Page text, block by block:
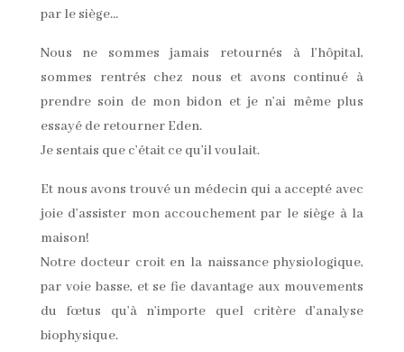
par le siège…
Nous ne sommes jamais retournés à l’hôpital,
sommes rentrés chez nous et avons continué à
prendre soin de mon bidon et je n’ai même plus
essayé de retourner Eden.
Je sentais que c’était ce qu’il voulait.
Et nous avons trouvé un médecin qui a accepté avec
joie d’assister mon accouchement par le siège à la
maison!
Notre docteur croit en la naissance physiologique,
par voie basse, et se fie davantage aux mouvements
du fœtus qu’à n’importe quel critère d’analyse
biophysique.